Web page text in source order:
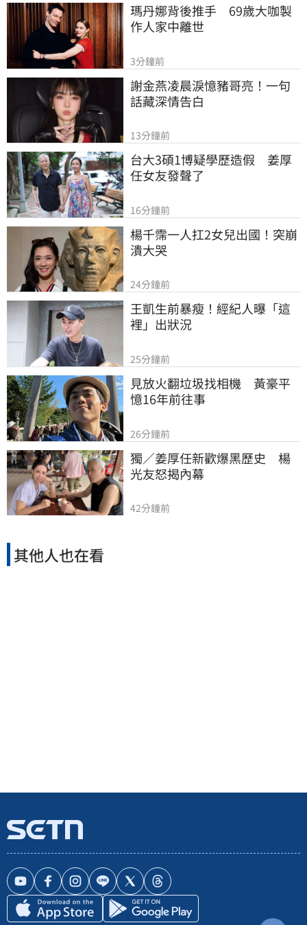
瑪丹娜背後推手　69歲大咖製
作人家中離世
3分鐘前
謝金燕凌晨淚憶豬哥亮！一句
話藏深情告白
13分鐘前
台大3碩1博疑學歷造假　姜厚
任女友發聲了
16分鐘前
楊千霈一人扛2女兒出國！突崩
潰大哭
24分鐘前
王凱生前暴瘦！經紀人曝「這
裡」出狀況
25分鐘前
見放火翻垃圾找相機　黃豪平
憶16年前往事
26分鐘前
獨／姜厚任新歡爆黑歷史　楊
光友怒揭內幕
42分鐘前
其他人也在看